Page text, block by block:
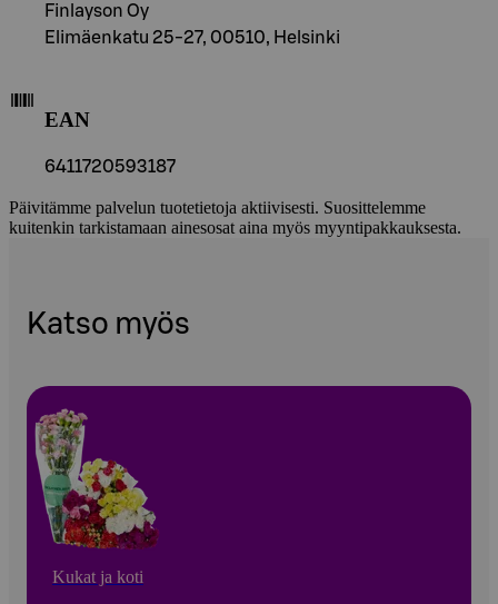
Finlayson Oy
Elimäenkatu 25-27, 00510, Helsinki
EAN
6411720593187
Päivitämme palvelun tuotetietoja aktiivisesti. Suosittelemme
kuitenkin tarkistamaan ainesosat aina myös myyntipakkauksesta.
Katso myös
Kukat ja koti